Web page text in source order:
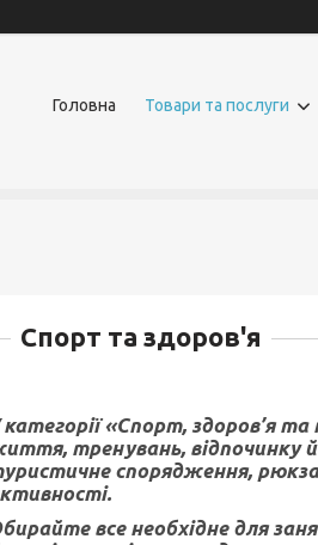
Головна Товари та послуги
Спорт та здоров'я
категорії «Спорт, здоров’я
тренувань, відпочинку й
спорядження,
все необхідне для